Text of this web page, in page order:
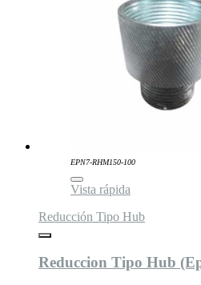
EPN7-RHM150-100
Vista rápida
Reducción Tipo Hub
Reduccion Tipo Hub